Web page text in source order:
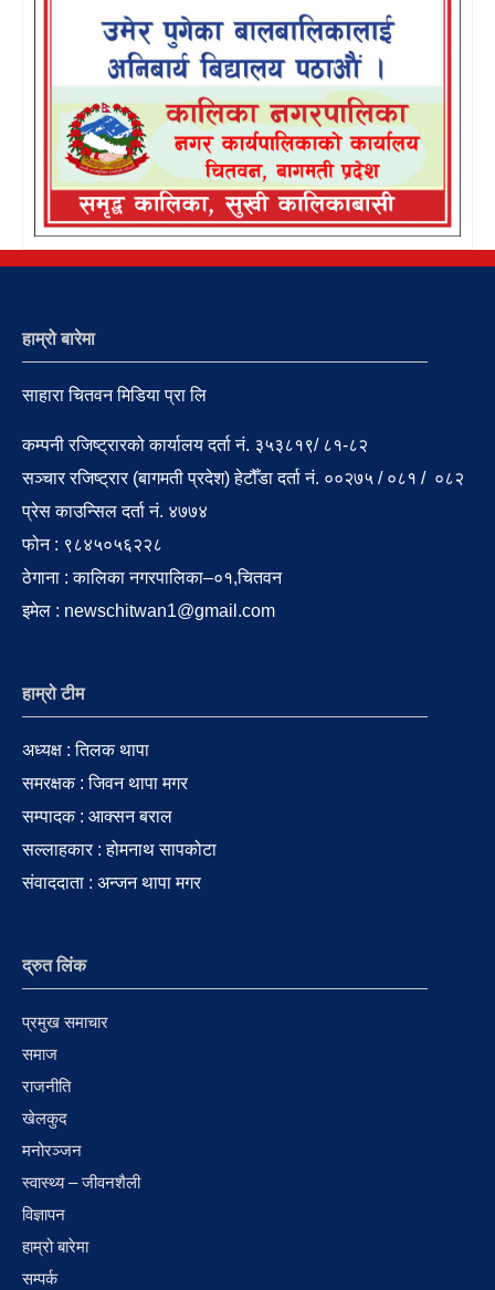
हाम्रो बारेमा
साहारा चितवन मिडिया प्रा लि
कम्पनी रजिष्ट्रारको कार्यालय दर्ता नं. ३५३८१९/ ८१-८२
सञ्चार रजिष्ट्रार (बागमती प्रदेश) हेटौँडा दर्ता नं. ००२७५ / ०८१ / ०८२
प्रेस काउन्सिल दर्ता नं. ४७७४
फोन : ९८४५०५६२२८
ठेगाना : कालिका नगरपालिका–०१,चितवन
इमेल : newschitwan1@gmail.com
हाम्रो टीम
अध्यक्ष : तिलक थापा
समरक्षक : जिवन थापा मगर
सम्पादक : आक्सन बराल
सल्लाहकार : होमनाथ सापकोटा
संवाददाता : अन्जन थापा मगर
द्रुत लिंक
प्रमुख समाचार
समाज
राजनीति
खेलकुद
मनोरञ्जन
स्वास्थ्य – जीवनशैली
विज्ञापन
हाम्रो बारेमा
सम्पर्क